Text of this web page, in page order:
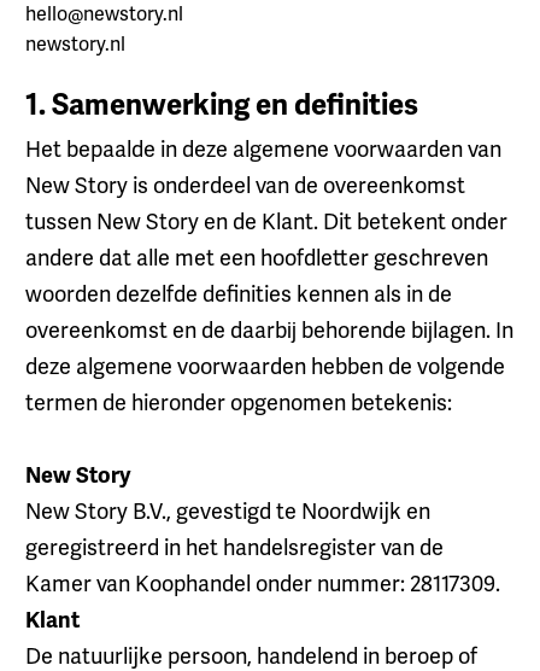
hello@newstory.nl
newstory.nl
1. Samenwerking en definities
Het bepaalde in deze algemene voorwaarden van
New Story is onderdeel van de overeenkomst
tussen New Story en de Klant. Dit betekent onder
andere dat alle met een hoofdletter geschreven
woorden dezelfde definities kennen als in de
overeenkomst en de daarbĳ behorende bĳlagen. In
deze algemene voorwaarden hebben de volgende
termen de hieronder opgenomen betekenis:
New Story
New Story B.V., gevestigd te Noordwijk en
geregistreerd in het handelsregister van de
Kamer van Koophandel onder nummer: 28117309.
Klant
De natuurlijke persoon, handelend in beroep of